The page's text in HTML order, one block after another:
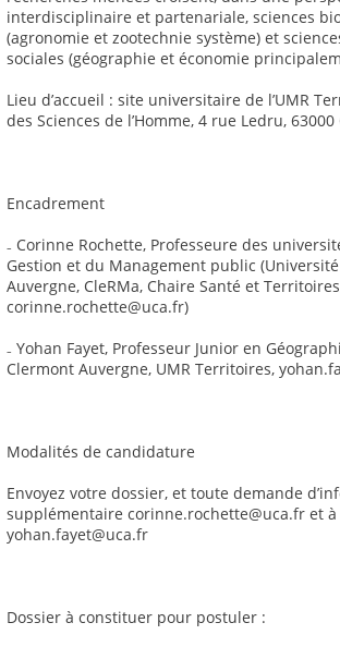
interdisciplinaire et partenariale, sciences
(agronomie et zootechnie système) et
sociales (géographie et économie
Lieu d’accueil : site universitaire de l’UMR
des Sciences de l’Homme, 4 rue Ledru,
Encadrement
₋ Corinne Rochette, Professeure des
Gestion et du Management public
Auvergne, CleRMa, Chaire Santé et
corinne.rochette@uca.fr)
₋ Yohan Fayet, Professeur Junior en
Clermont Auvergne, UMR Territoires,
Modalités de candidature
Envoyez votre dossier, et toute demande
supplémentaire corinne.rochette@uca.fr et à
yohan.fayet@uca.fr
Dossier à constituer pour postuler :